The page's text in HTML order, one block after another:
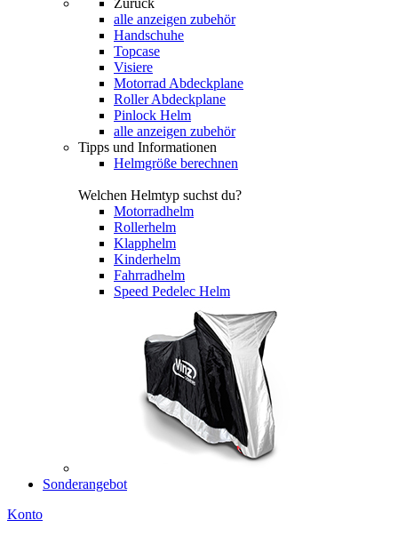
Zurück
alle anzeigen zubehör
Handschuhe
Topcase
Visiere
Motorrad Abdeckplane
Roller Abdeckplane
Pinlock Helm
alle anzeigen zubehör
Tipps und Informationen
Helmgröße berechnen
Welchen Helmtyp suchst du?
Motorradhelm
Rollerhelm
Klapphelm
Kinderhelm
Fahrradhelm
Speed Pedelec Helm
Sonderangebot
Konto